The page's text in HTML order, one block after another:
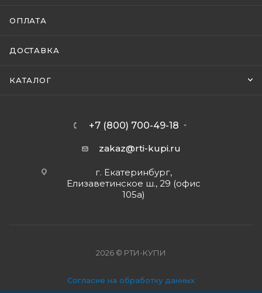
ОПЛАТА
ДОСТАВКА
КАТАЛОГ
+7 (800) 700-49-18
zakaz@rti-kupi.ru
г. Екатеринбург,
Елизаветинское ш., 29 (офис
105а)
2026 © РТИ-КУПИ
Согласие на обработку данных